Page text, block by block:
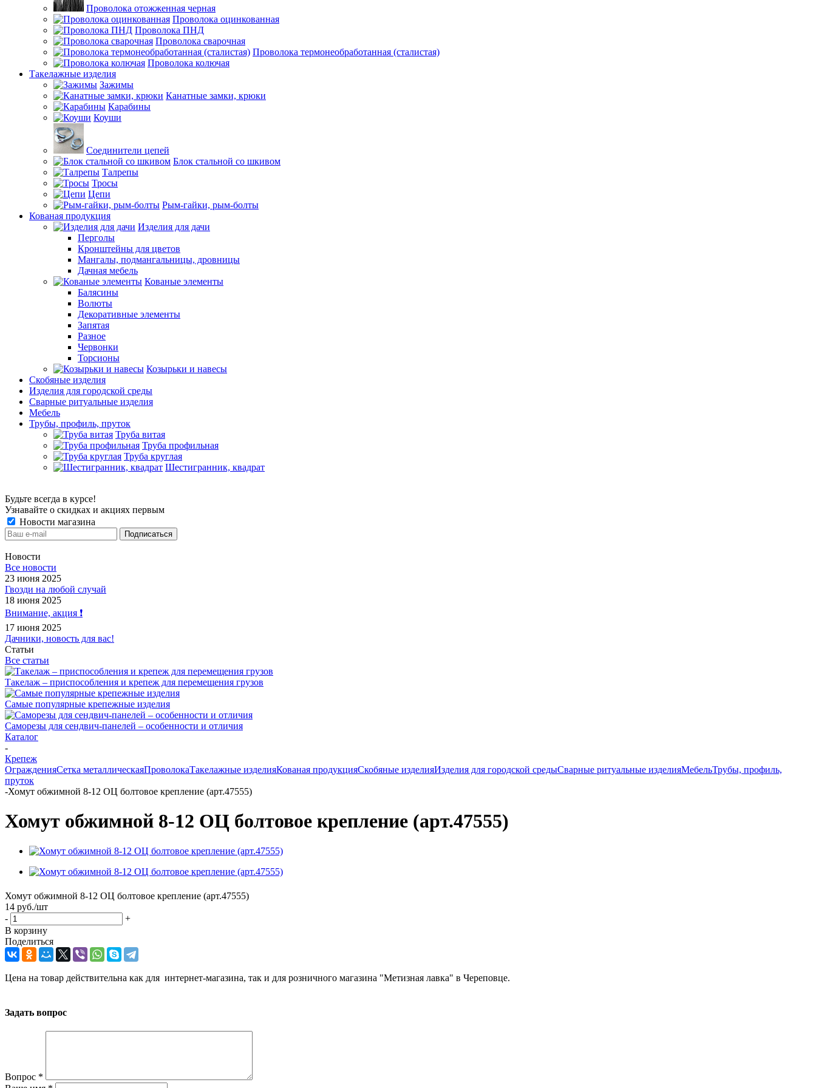
Проволока отожженная черная
Проволока оцинкованная
Проволока ПНД
Проволока сварочная
Проволока термонеобработанная (сталистая)
Проволока колючая
Такелажные изделия
Зажимы
Канатные замки, крюки
Карабины
Коуши
Соединители цепей
Блок стальной со шкивом
Талрепы
Тросы
Цепи
Рым-гайки, рым-болты
Кованая продукция
Изделия для дачи
Перголы
Кронштейны для цветов
Мангалы, подмангальницы, дровницы
Дачная мебель
Кованые элементы
Балясины
Волюты
Декоративные элементы
Запятая
Разное
Червонки
Торсионы
Козырьки и навесы
Скобяные изделия
Изделия для городской среды
Сварные ритуальные изделия
Мебель
Трубы, профиль, пруток
Труба витая
Труба профильная
Труба круглая
Шестигранник, квадрат
Будьте всегда в курсе!
Узнавайте о скидках и акциях первым
Новости магазина
Новости
Все новости
23 июня 2025
Гвозди на любой случай
18 июня 2025
Внимание, акция ❗️
17 июня 2025
Дачники, новость для вас!
Статьи
Все статьи
Такелаж – приспособления и крепеж для перемещения грузов
Самые популярные крепежные изделия
Саморезы для сендвич-панелей – особенности и отличия
Каталог
-
Крепеж
ОгражденияСетка металлическаяПроволокаТакелажные изделияКованая продукцияСкобяные изделияИзделия для городской средыСварные ритуальные изделияМебельТрубы, профиль,
пруток
-Хомут обжимной 8-12 ОЦ болтовое крепление (арт.47555)
Хомут обжимной 8-12 ОЦ болтовое крепление (арт.47555)
Хомут обжимной 8-12 ОЦ болтовое крепление (арт.47555)
14 руб./шт
-
+
В корзину
Поделиться
Цена на товар действительна как для интернет-магазина, так и для розничного магазина "Метизная лавка" в Череповце.
Задать вопрос
Вопрос *